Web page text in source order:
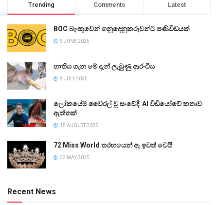
Trending Comments Latest
BOC බැංකුවෙන් ගනුදෙනුකරුවන්ට පණිවිඩයක්
5 JUNE 2025
භාතිය ගැන මේ දැන් ලැබුණු ආරංචිය
8 JULY 2025
ලෝකයේම වෛරල් වූ සංවේදී AI වීඩියෝවේ කතාව
ඇත්තක්
15 AUGUST 2025
72 Miss World තරඟයෙන් ඈ ඉවත් වෙයි
22 MAY 2025
Recent News